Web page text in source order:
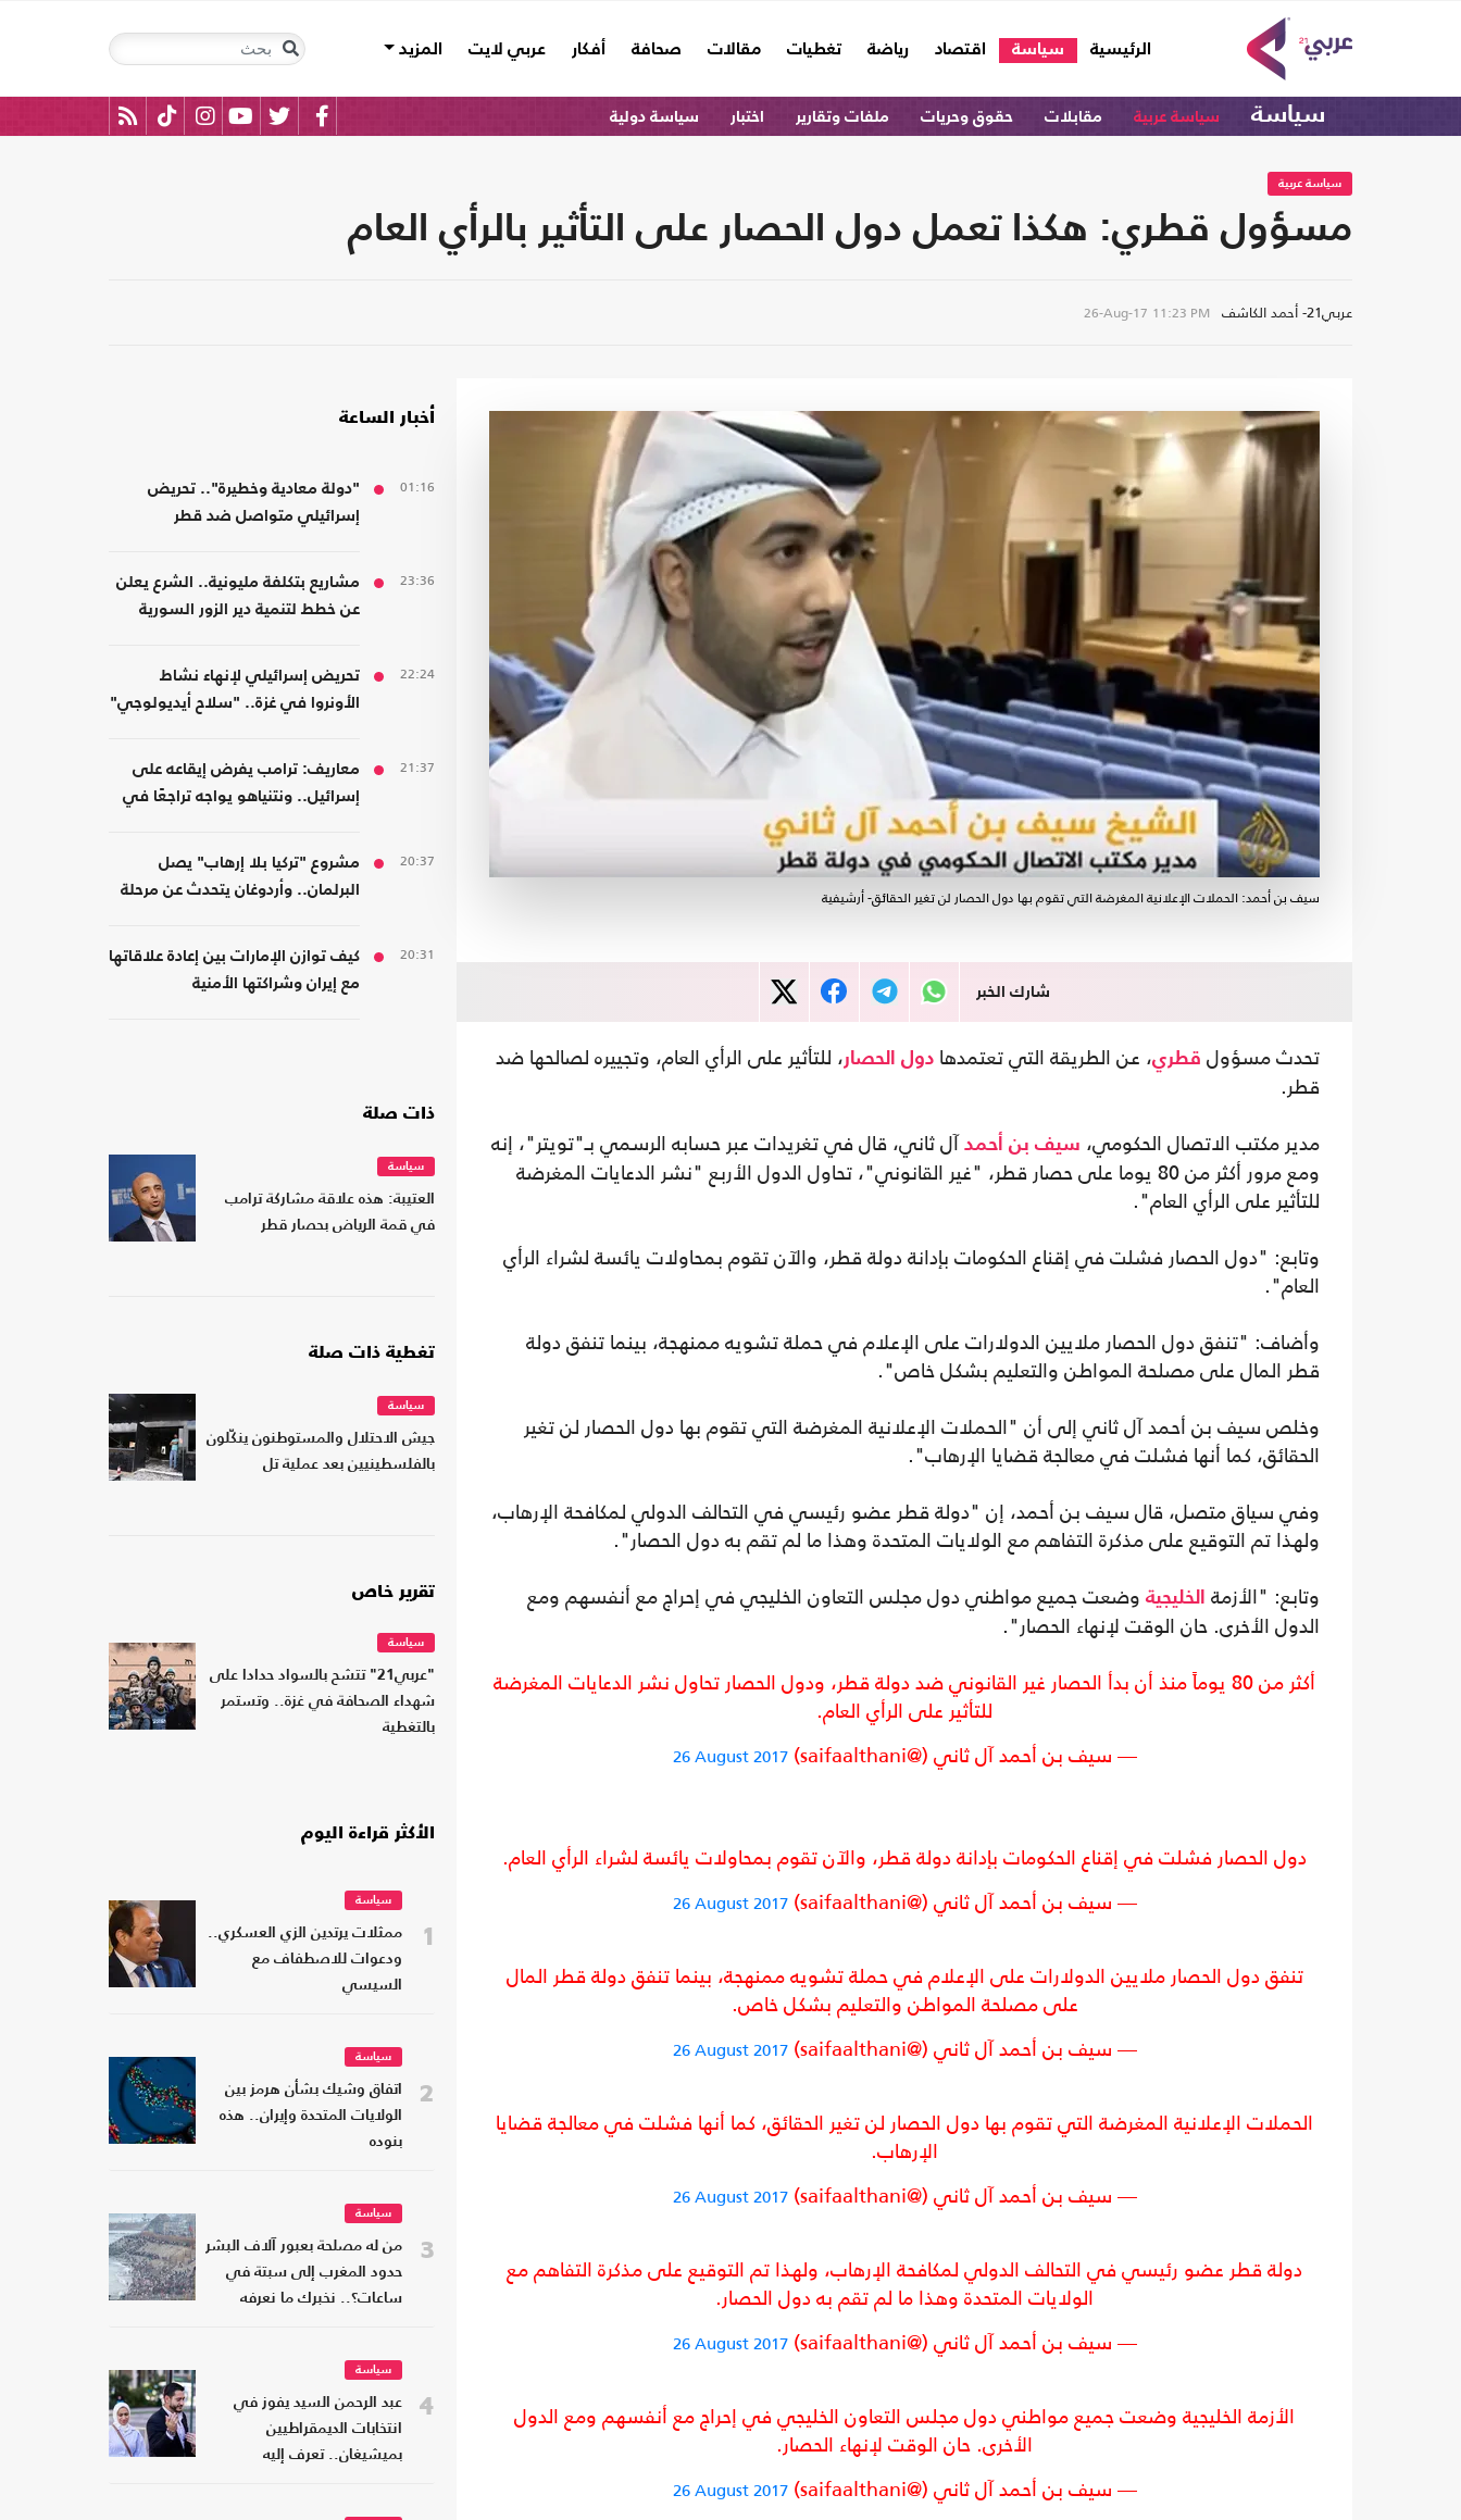
الرئيسية
(current) سياسة اقتصاد رياضة تغطيات مقالات صحافة أفكار عربي لايت المزيد
سياسة سياسة عربية مقابلات حقوق وحريات ملفات وتقارير اختبار سياسة دولية
سياسة عربية
مسؤول قطري: هكذا تعمل دول الحصار على التأثير بالرأي العام
عربي21- أحمد الكاشف 26-Aug-17 11:23 PM
سيف بن أحمد: الحملات الإعلانية المغرضة التي تقوم بها دول الحصار لن تغير الحقائق- أرشيفية
شارك الخبر
تحدث مسؤول قطري، عن الطريقة التي تعتمدها دول الحصار، للتأثير على الرأي العام، وتجييره لصالحها ضد
قطر.
مدير مكتب الاتصال الحكومي، سيف بن أحمد آل ثاني، قال في تغريدات عبر حسابه الرسمي بـ"تويتر"، إنه
ومع مرور أكثر من 80 يوما على حصار قطر، "غير القانوني"، تحاول الدول الأربع "نشر الدعايات المغرضة
للتأثير على الرأي العام".
وتابع: "دول الحصار فشلت في إقناع الحكومات بإدانة دولة قطر، والآن تقوم بمحاولات يائسة لشراء الرأي
العام".
وأضاف: "تنفق دول الحصار ملايين الدولارات على الإعلام في حملة تشويه ممنهجة، بينما تنفق دولة
قطر المال على مصلحة المواطن والتعليم بشكل خاص".
وخلص سيف بن أحمد آل ثاني إلى أن "الحملات الإعلانية المغرضة التي تقوم بها دول الحصار لن تغير
الحقائق، كما أنها فشلت في معالجة قضايا الإرهاب".
وفي سياق متصل، قال سيف بن أحمد، إن "دولة قطر عضو رئيسي في التحالف الدولي لمكافحة الإرهاب،
ولهذا تم التوقيع على مذكرة التفاهم مع الولايات المتحدة وهذا ما لم تقم به دول الحصار".
وتابع: "الأزمة
الخليجية وضعت جميع مواطني دول مجلس التعاون الخليجي في إحراج مع أنفسهم ومع
الدول الأخرى. حان الوقت لإنهاء الحصار".
أكثر من 80 يوماً منذ أن بدأ الحصار غير القانوني ضد دولة قطر، ودول الحصار تحاول نشر الدعايات المغرضة
للتأثير على الرأي العام.
— سيف بن أحمد آل ثاني (@saifaalthani)
26 August 2017
دول الحصار فشلت في إقناع الحكومات بإدانة دولة قطر، والآن تقوم بمحاولات يائسة لشراء الرأي العام.
— سيف بن أحمد آل ثاني (@saifaalthani)
26 August 2017
تنفق دول الحصار ملايين الدولارات على الإعلام في حملة تشويه ممنهجة، بينما تنفق دولة قطر المال
على مصلحة المواطن والتعليم بشكل خاص.
— سيف بن أحمد آل ثاني (@saifaalthani)
26 August 2017
الحملات الإعلانية المغرضة التي تقوم بها دول الحصار لن تغير الحقائق، كما أنها فشلت في معالجة قضايا
الإرهاب.
— سيف بن أحمد آل ثاني (@saifaalthani)
26 August 2017
دولة قطر عضو رئيسي في التحالف الدولي لمكافحة الإرهاب، ولهذا تم التوقيع على مذكرة التفاهم مع
الولايات المتحدة وهذا ما لم تقم به دول الحصار.
— سيف بن أحمد آل ثاني (@saifaalthani)
26 August 2017
الأزمة الخليجية وضعت جميع مواطني دول مجلس التعاون الخليجي في إحراج مع أنفسهم ومع الدول
الأخرى. حان الوقت لإنهاء الحصار.
— سيف بن أحمد آل ثاني (@saifaalthani)
26 August 2017
أخبار الساعة
01:16
"دولة معادية وخطيرة".. تحريض
إسرائيلي متواصل ضد قطر
23:36
مشاريع بتكلفة مليونية.. الشرع يعلن
عن خطط لتنمية دير الزور السورية
22:24
تحريض إسرائيلي لإنهاء نشاط
الأونروا في غزة.. "سلاح أيديولوجي"
21:37
معاريف: ترامب يفرض إيقاعه على
إسرائيل.. ونتنياهو يواجه تراجعًا في
20:37
مشروع "تركيا بلا إرهاب" يصل
البرلمان.. وأردوغان يتحدث عن مرحلة
20:31
كيف توازن الإمارات بين إعادة علاقاتها
مع إيران وشراكتها الأمنية
ذات صلة
سياسة
العتيبة: هذه علاقة مشاركة ترامب
في قمة الرياض بحصار قطر
تغطية ذات صلة
سياسة
جيش الاحتلال والمستوطنون ينكّلون
بالفلسطينيين بعد عملية تل
تقرير خاص
سياسة
"عربي21" تتشح بالسواد حدادا على
شهداء الصحافة في غزة.. وتستمر
بالتغطية
الأكثر قراءة اليوم
1
سياسة
ممثلات يرتدين الزي العسكري..
ودعوات للاصطفاف مع
السيسي
2
سياسة
اتفاق وشيك بشأن هرمز بين
الولايات المتحدة وإيران.. هذه
بنوده
3
سياسة
من له مصلحة بعبور آلاف البشر
حدود المغرب إلى سبتة في
ساعات؟.. نخبرك ما نعرفه
4
سياسة
عبد الرحمن السيد يفوز في
انتخابات الديمقراطيين
بميشيغان.. تعرف إليه